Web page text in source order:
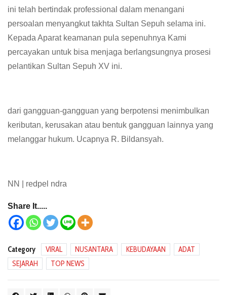
ini telah bertindak professional dalam menangani
persoalan menyangkut takhta Sultan Sepuh selama ini.
Kepada Aparat keamanan pula sepenuhnya Kami
percayakan untuk bisa menjaga berlangsungnya prosesi
pelantikan Sultan Sepuh XV ini.
dari gangguan-gangguan yang berpotensi menimbulkan
keributan, kerusakan atau bentuk gangguan lainnya yang
melanggar hukum. Ucapnya R. Bildansyah.
NN | redpel ndra
Share It.....
Category VIRAL NUSANTARA KEBUDAYAAN
ADAT
SEJARAH
TOP NEWS